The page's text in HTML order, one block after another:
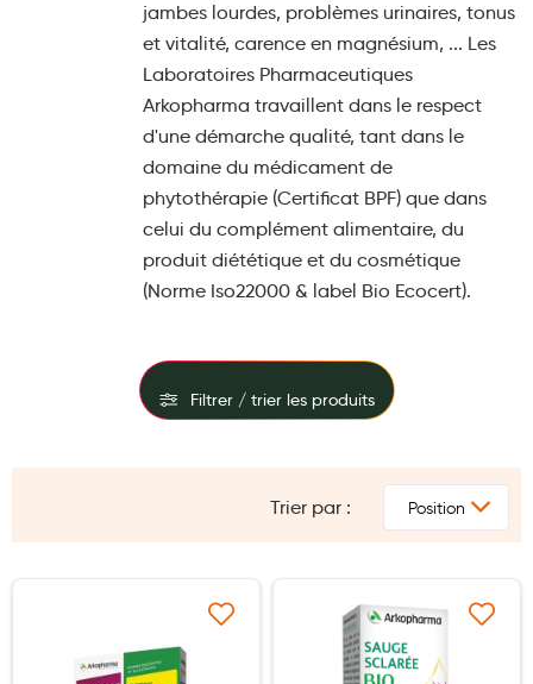
Crème solaire - Visage et corps
Accessoires, coutellerie, brosserie
Parfums et bougies d'ambiance
Toilette du bébé
jambes lourdes, problèmes urinaires, tonus
et vitalité, carence en magnésium, ... Les
Laboratoires Pharmaceutiques
Arkopharma travaillent dans le respect
d'une démarche qualité, tant dans le
domaine du médicament de
phytothérapie (Certificat BPF) que dans
celui du complément alimentaire, du
produit diététique et du cosmétique
(Norme Iso22000 & label Bio Ecocert).
Trier par :
Ajouter à ma liste d’envie Ajouter à ma liste
Filtrer / trier les produits